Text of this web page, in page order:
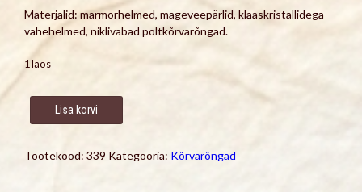
Materjalid: marmorhelmed, mageveepärlid, klaaskristallidega
vahehelmed, niklivabad poltkõrvarõngad.
1 laos
Pisikesed
kõrvarõngad
ja
Lisa korvi
Tootekood: 339 Kategooria: Kõrvarõngad